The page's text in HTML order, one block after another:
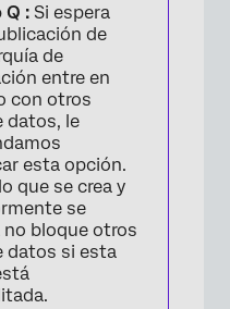
Q : Si espera
de
de
entre en
con otros
datos, le
esta opción.
que se crea y
se
bloque otros
datos si esta